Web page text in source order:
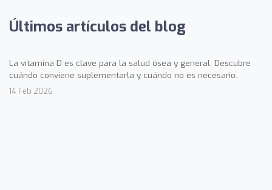
Últimos artículos del blog
La vitamina D es clave para la salud ósea y general. Descubre
cuándo conviene suplementarla y cuándo no es necesario.
14 Feb 2026